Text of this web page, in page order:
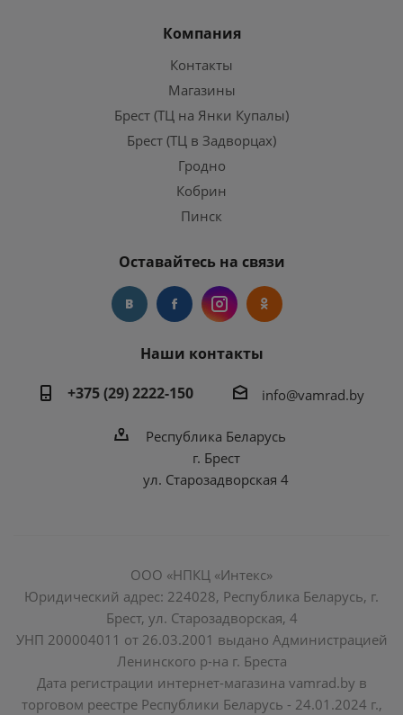
Компания
Контакты
Магазины
Брест (ТЦ на Янки Купалы)
Брест (ТЦ в Задворцах)
Гродно
Кобрин
Пинск
Оставайтесь на связи
Наши контакты
+375 (29) 2222-150
info@vamrad.by
Республика Беларусь
г. Брест
ул. Старозадворская 4
ООО «НПКЦ «Интекс»
Юридический адрес: 224028, Республика Беларусь, г.
Брест, ул. Старозадворская, 4
УНП 200004011 от 26.03.2001 выдано Администрацией
Ленинского р-на г. Бреста
Дата регистрации интернет-магазина vamrad.by в
торговом реестре Республики Беларусь - 24.01.2024 г.,